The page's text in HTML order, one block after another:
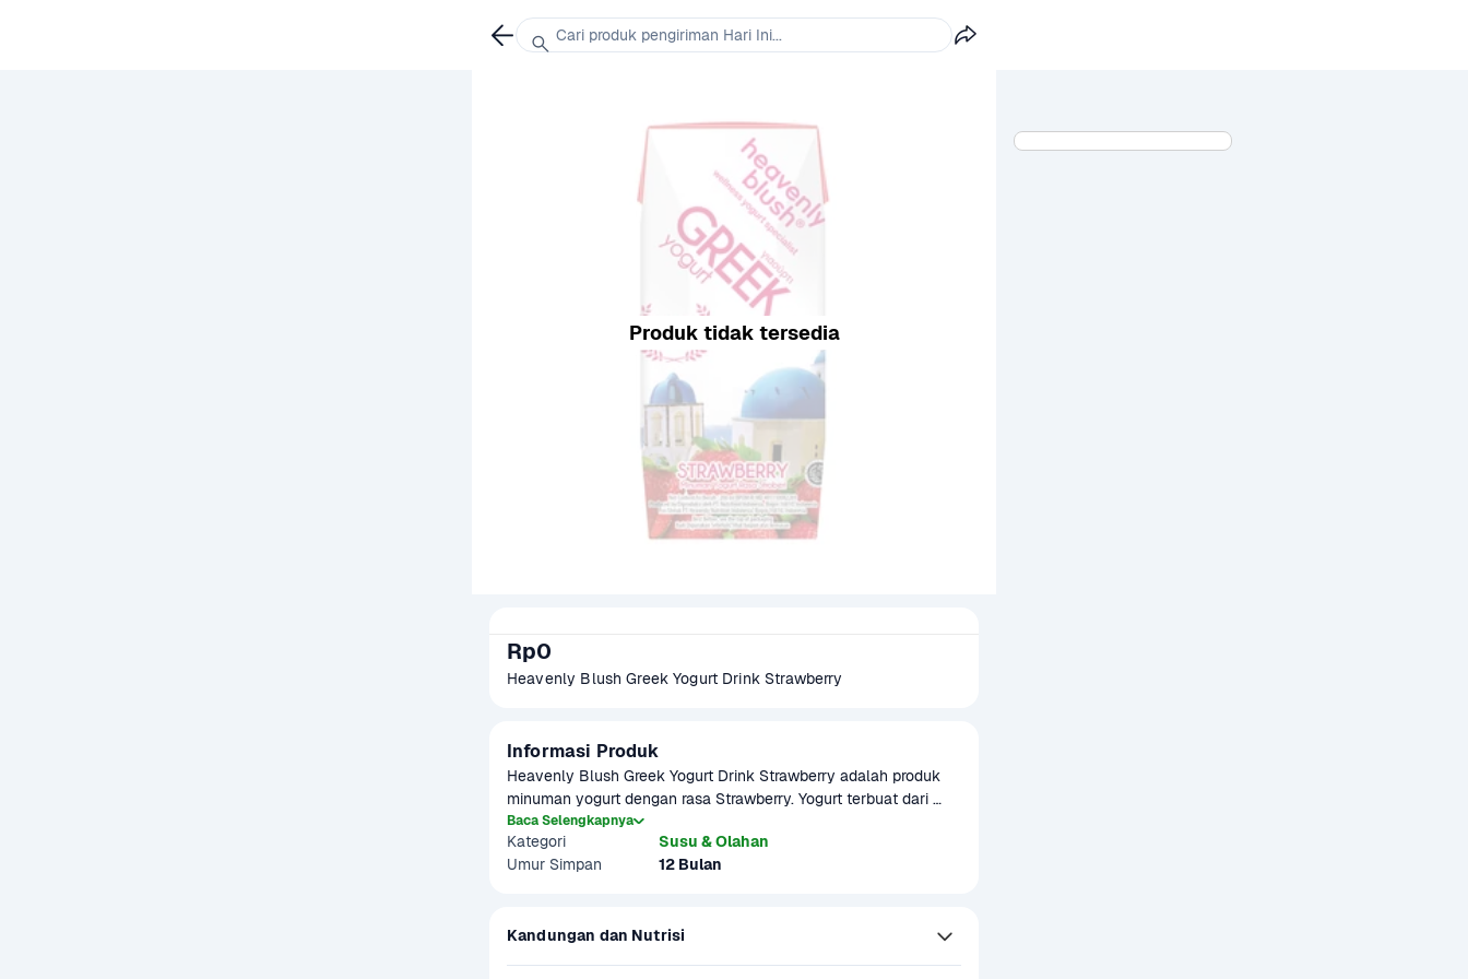
Produk tidak tersedia
Rp0
Heavenly Blush Greek Yogurt Drink Strawberry
Informasi Produk
Heavenly Blush Greek Yogurt Drink Strawberry adalah produk
minuman yogurt dengan rasa Strawberry. Yogurt terbuat dari
susu sapi berkualitas tinggi yang diolah dengan cara
difermentasi mengunakan bakteri baik, sehingga menghasilkan
yogurt yang bermanfaat.
Baca Selengkapnya
Kategori
Susu & Olahan
Umur Simpan
12 Bulan
Kandungan dan Nutrisi
Cari produk pengiriman Hari Ini...